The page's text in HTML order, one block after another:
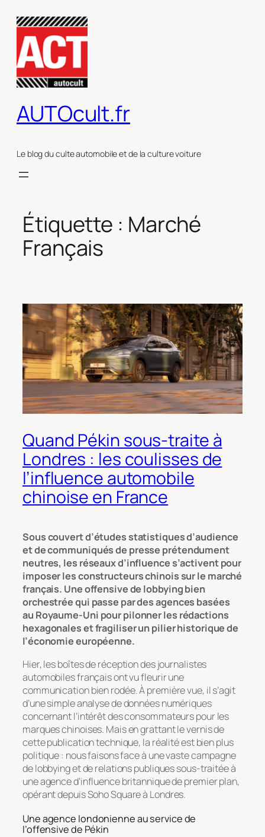
contenu
AUTOcult.fr
Le blog du culte automobile et de la culture voiture
Étiquette : Marché
Français
Quand Pékin sous-traite à
Londres : les coulisses de
l’influence automobile
chinoise en France
Sous couvert d’études statistiques d’audience
et de communiqués de presse prétendument
neutres, les réseaux d’influence s’activent pour
imposer les constructeurs chinois sur le marché
français. Une offensive de lobbying bien
orchestrée qui passe par des agences basées
au Royaume-Uni pour pilonner les rédactions
hexagonales et fragiliser un pilier historique de
l’économie européenne.
Hier, les boîtes de réception des journalistes
automobiles français ont vu fleurir une
communication bien rodée. À première vue, il s’agit
d’une simple analyse de données numériques
concernant l’intérêt des consommateurs pour les
marques chinoises. Mais en grattant le vernis de
cette publication technique, la réalité est bien plus
politique : nous faisons face à une vaste campagne
de lobbying et de relations publiques sous-traitée à
une agence d’influence britannique de premier plan,
opérant depuis Soho Square à Londres.
Une agence londonienne au service de
l’offensive de Pékin